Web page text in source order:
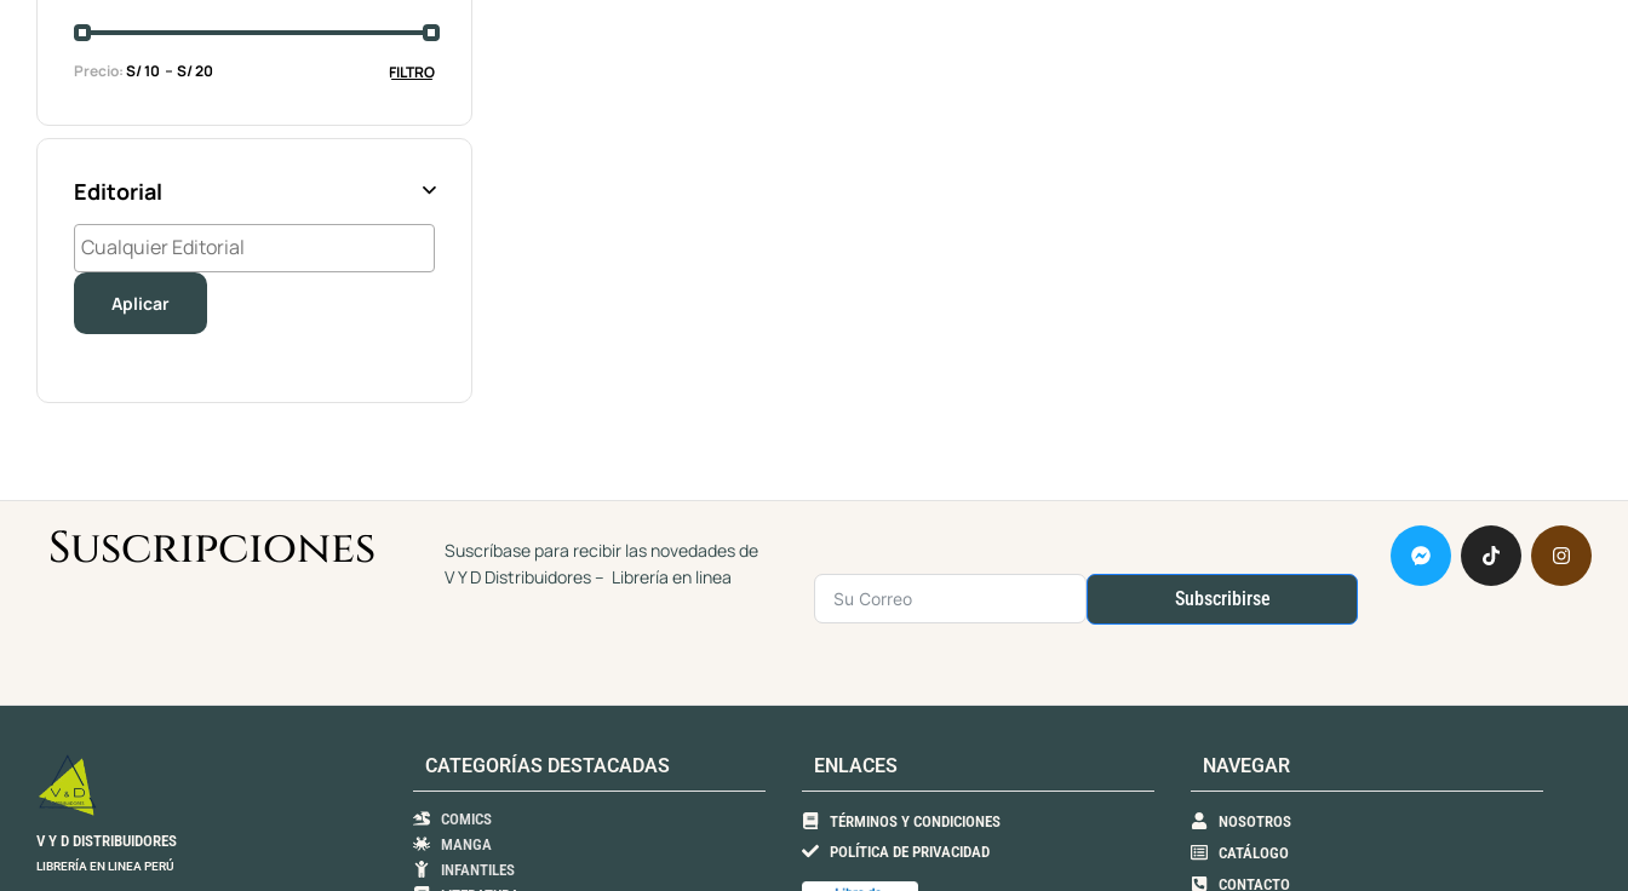
FILTRO
Precio:S/ 10 S/ 20
Editorial
Aplicar
Suscripciones
Suscríbase para recibir las novedades de
V Y D Distribuidores – Librería en linea
Subscribirse
V Y D DISTRIBUIDORES
LIBRERÍA EN LINEA PERÚ
CATEGORÍAS DESTACADAS
COMICS
MANGA
INFANTILES
ENLACES
TÉRMINOS Y CONDICIONES
POLÍTICA DE PRIVACIDAD
NAVEGAR
NOSOTROS
CATÁLOGO
CONTACTO